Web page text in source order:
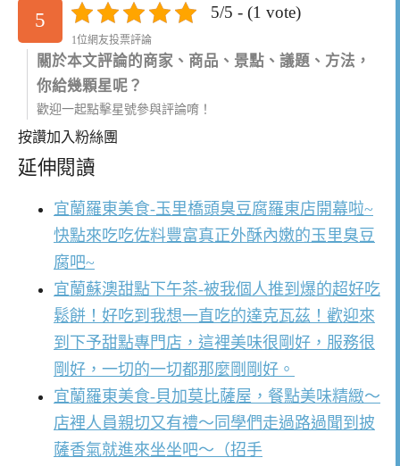
5 5/5 - (1 vote)
1位網友投票評論
關於本文評論的商家、商品、景點、議題、方法，
你給幾顆星呢？
歡迎一起點擊星號參與評論唷！
按讚加入粉絲團
延伸閱讀
宜蘭羅東美食-玉里橋頭臭豆腐羅東店開幕啦~
快點來吃吃佐料豐富真正外酥內嫩的玉里臭豆
腐吧~
宜蘭蘇澳甜點下午茶-被我個人推到爆的超好吃
鬆餅！好吃到我想一直吃的達克瓦茲！歡迎來
到下予甜點專門店，這裡美味很剛好，服務很
剛好，一切的一切都那麼剛剛好。
宜蘭羅東美食-貝加莫比薩屋，餐點美味精緻～
店裡人員親切又有禮～同學們走過路過聞到披
薩香氣就進來坐坐吧～（招手